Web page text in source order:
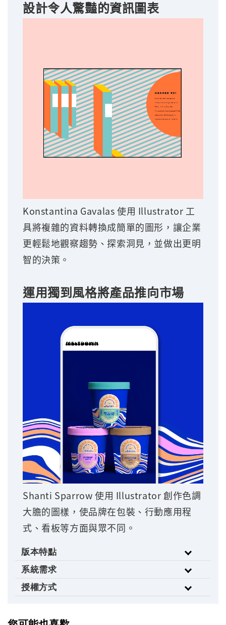
設計令人驚豔的資訊圖表
Konstantina Gavalas 使用 Illustrator 工
具將複雜的資料轉換成簡單的圖形，讓企業
更輕鬆地觀察趨勢、探索洞見，並做出更明
智的決策。
運用獨到風格將產品推向市場
Shanti Sparrow 使用 Illustrator 創作色調
大膽的圖樣，使品牌在包裝、行動應用程
式、看板等方面與眾不同。
版本特點
系統需求
授權方式